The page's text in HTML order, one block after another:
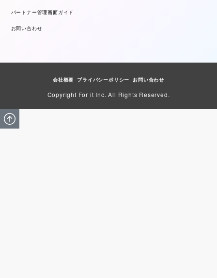
パートナー管理画面ガイド
お問い合わせ
会社概要 プライバシーポリシー お問い合わせ
Copyright For it Inc. All Rights Reserved.